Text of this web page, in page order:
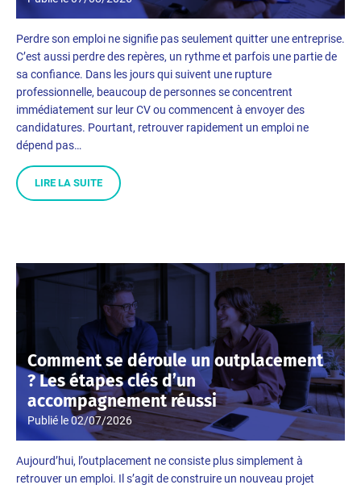
Perdre son emploi ne signifie pas seulement quitter une entreprise.
C’est aussi perdre des repères, un rythme et parfois une partie de
sa confiance. Dans les jours qui suivent une rupture
professionnelle, beaucoup de personnes se concentrent
immédiatement sur leur CV ou commencent à envoyer des
candidatures. Pourtant, retrouver rapidement un emploi ne
dépend pas…
LIRE LA SUITE
Comment se déroule un outplacement
? Les étapes clés d’un
accompagnement réussi
Publié le02/07/2026
Aujourd’hui, l’outplacement ne consiste plus simplement à
retrouver un emploi. Il s’agit de construire un nouveau projet